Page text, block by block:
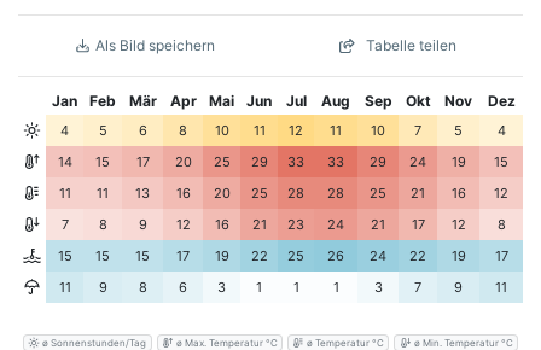
Als Bild speichern Tabelle teilen
Jan Feb Mär Apr Mai Jun Jul Aug Sep Okt Nov Dez
4 5 6 8 10 11 12 11 10 7 5
4
14
15 17 20 25 29 33 33 29 24 19
15
11
11 13 16 20 25 28 28 25 21 16
12
7
8 9 12 16 21 23 24 21 17 12
8
15
15 15 17 19 22 25 26 24 22 19
17
11
9 8 6 3 1 1 1 3 7 9 11
ø Sonnenstunden/Tag ø Max. Temperatur °C ø Temperatur °C ø Min. Temperatur °C